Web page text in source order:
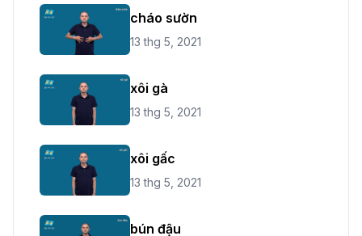
cháo sườn
13 thg 5, 2021
xôi gà
13 thg 5, 2021
xôi gấc
13 thg 5, 2021
bún đậu